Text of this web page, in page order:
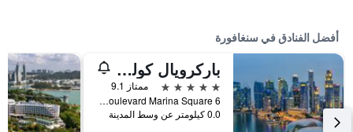
أفضل الفنادق في سنغافورة
باركرويال كوليكشن مارينا باي، سنغافورة
5 نجوم
ممتاز 9.1
6 Raffles Boulevard Marina Square, سنغافورة, سنغافورة
0.0 كيلومتر عن وسط المدينة